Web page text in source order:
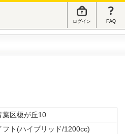
ログイン FAQ
葉区榎が丘10
フト(ハイブリッド/1200cc)